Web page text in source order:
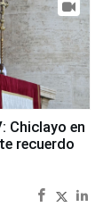
Chiclayo en
recuerdo